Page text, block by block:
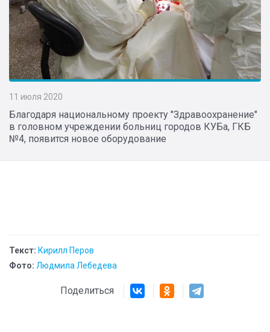
11 июля 2020
Благодаря национальному проекту "Здравоохранение"
в головном учреждении больниц городов КУБа, ГКБ
№4, появится новое оборудование
Текст: Кирилл Перов
Фото: Людмила Лебедева
Поделиться